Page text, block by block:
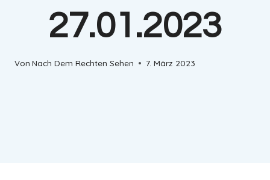
27.01.2023
Von Nach Dem Rechten Sehen 7. März 2023